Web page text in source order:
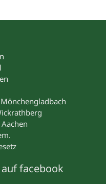
facebook